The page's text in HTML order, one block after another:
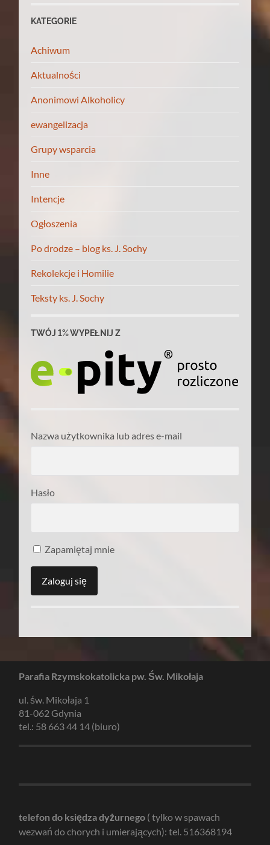
KATEGORIE
Achiwum
Aktualności
Anonimowi Alkoholicy
ewangelizacja
Grupy wsparcia
Inne
Intencje
Ogłoszenia
Po drodze – blog ks. J. Sochy
Rekolekcje i Homilie
Teksty ks. J. Sochy
TWÓJ 1% WYPEŁNIJ Z
Nazwa użytkownika lub adres e-mail
Hasło
Zapamiętaj mnie
Parafia Rzymskokatolicka pw. Św. Mikołaja
ul. św. Mikołaja 1
81-062 Gdynia
tel.: 58 663 44 14 (biuro)
telefon do księdza dyżurnego ( tylko w spawach
wezwań do chorych i umierających): tel. 516368194